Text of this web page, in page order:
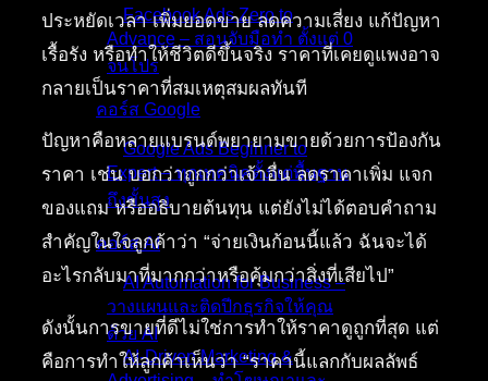
Facebook Ads Zero to
Advance – สอนจับมือทำ ตั้งแต่ 0
จนโปร
คอร์ส Google
Google Ads Beginner to
Expert – ทุกเทคนิคตั้งแต่พื้นฐาน
ถึงขั้นสูง
คอร์ส AI
AI Automation for Business –
วางแผนและติดปีกธุรกิจให้คุณ
ด้วย AI
AI-Driven Marketing &
ประหยัดเวลา เพิ่มยอดขาย ลดความเสี่ยง แก้ปัญหา
เรื้อรัง หรือทำให้ชีวิตดีขึ้นจริง ราคาที่เคยดูแพงอาจ
กลายเป็นราคาที่สมเหตุสมผลทันที
ปัญหาคือหลายแบรนด์พยายามขายด้วยการป้องกัน
ราคา เช่น บอกว่าถูกกว่าเจ้าอื่น ลดราคาเพิ่ม แจก
ของแถม หรืออธิบายต้นทุน แต่ยังไม่ได้ตอบคำถาม
สำคัญในใจลูกค้าว่า “จ่ายเงินก้อนนี้แล้ว ฉันจะได้
อะไรกลับมาที่มากกว่าหรือคุ้มกว่าสิ่งที่เสียไป”
ดังนั้นการขายที่ดีไม่ใช่การทำให้ราคาดูถูกที่สุด แต่
คือการทำให้ลูกค้าเห็นว่า “ราคานี้แลกกับผลลัพธ์